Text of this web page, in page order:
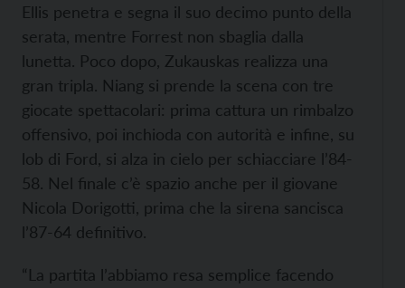
Ellis penetra e segna il suo decimo punto della
serata, mentre Forrest non sbaglia dalla
lunetta. Poco dopo, Zukauskas realizza una
gran tripla. Niang si prende la scena con tre
giocate spettacolari: prima cattura un rimbalzo
offensivo, poi inchioda con autorità e infine, su
lob di Ford, si alza in cielo per schiacciare l’84-
58. Nel finale c’è spazio anche per il giovane
Nicola Dorigotti, prima che la sirena sancisca
l’87-64 definitivo.
“La partita l’abbiamo resa semplice facendo